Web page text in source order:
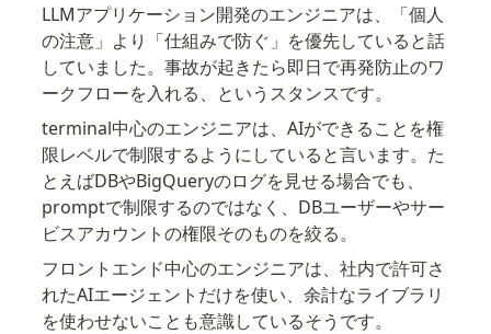
LLMアプリケーション開発のエンジニアは、「個人
の注意」より「仕組みで防ぐ」を優先していると話
していました。事故が起きたら即日で再発防止のワ
ークフローを入れる、というスタンスです。
terminal中心のエンジニアは、AIができることを権
限レベルで制限するようにしていると言います。た
とえばDBやBigQueryのログを見せる場合でも、
promptで制限するのではなく、DBユーザーやサー
ビスアカウントの権限そのものを絞る。
フロントエンド中心のエンジニアは、社内で許可さ
れたAIエージェントだけを使い、余計なライブラリ
を使わせないことも意識しているそうです。